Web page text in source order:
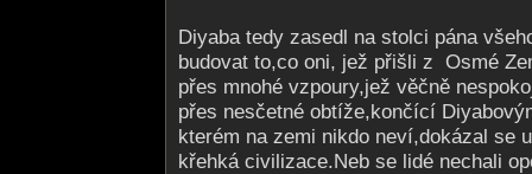
Diyaba tedy zasedl na stolci pána
budovat to,co oni, jež přišli z Osmé
přes mnohé vzpoury,jež věčně
přes nesčetné obtíže,končící
kterém na zemi nikdo neví,dokázal
křehká civilizace.Neb se lidé nechali